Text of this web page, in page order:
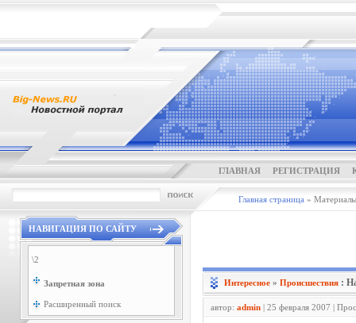
ГЛАВНАЯ РЕГИСТРАЦИЯ
Главная страница »
НАВИГАЦИЯ ПО САЙТУ
\2
Запретная зона
Расширенный поиск
Интересное » Проиcшествия :
автор: admin | 25 февраля 2007 |